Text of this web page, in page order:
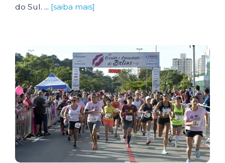
do Sul. ... [saiba mais]